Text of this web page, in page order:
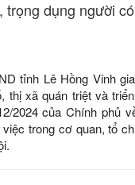
trọng dụng người
tỉnh Lê Hồng Vinh
thị xã quán triệt và
2024 của Chính phủ
trong cơ quan, tổ